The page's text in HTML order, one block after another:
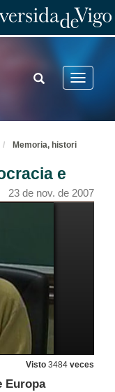
Toggle
TOGGLE
SEARCH
Memoria, histori
e
23 de nov. de 2007
Visto 3484 veces
Europa